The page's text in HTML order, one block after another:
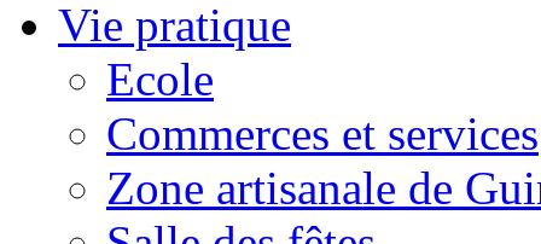
Vie pratique
Ecole
Commerces et services
Zone artisanale de